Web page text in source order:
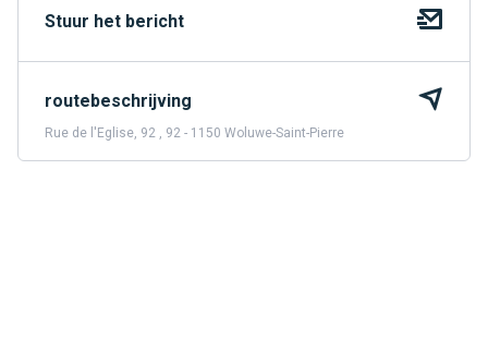
Stuur het bericht
routebeschrijving
Rue de l'Eglise, 92 , 92 - 1150 Woluwe-Saint-Pierre